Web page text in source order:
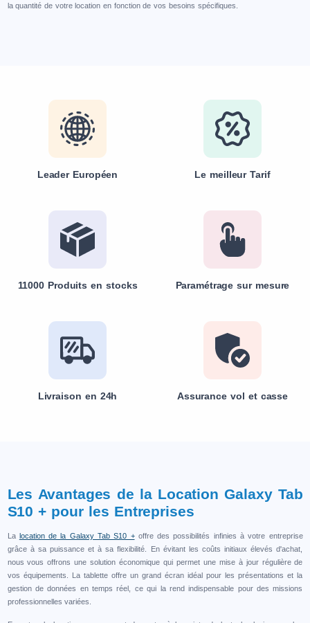
la quantité de votre location en fonction de vos besoins spécifiques.
Leader Européen Le meilleur Tarif
11000 Produits en stocks Paramétrage sur mesure
Livraison en 24h Assurance vol et casse
Les Avantages de la Location Galaxy Tab
S10 + pour les Entreprises
La location de la Galaxy Tab S10 +offre des possibilités infinies à votre entreprise
grâce à sa puissance et à sa flexibilité. En évitant les coûts initiaux élevés d'achat,
nous vous offrons une solution économique qui permet une mise à jour régulière de
vos équipements. La tablette offre un grand écran idéal pour les présentations et la
gestion de données en temps réel, ce qui la rend indispensable pour des missions
professionnelles variées.